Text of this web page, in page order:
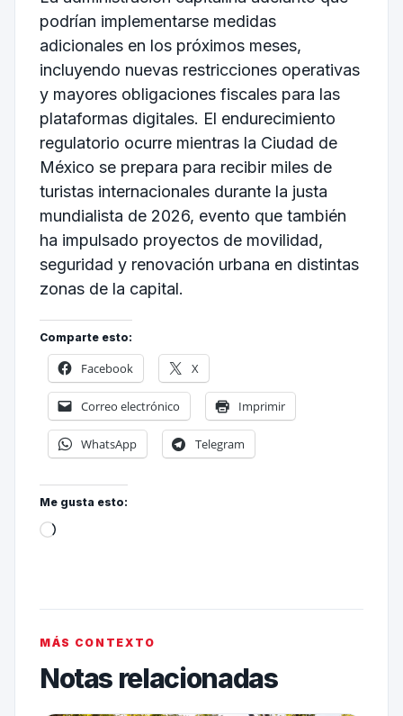
podrían implementarse medidas
adicionales en los próximos meses,
incluyendo nuevas restricciones operativas
y mayores obligaciones fiscales para las
plataformas digitales. El endurecimiento
regulatorio ocurre mientras la Ciudad de
México se prepara para recibir miles de
turistas internacionales durante la justa
mundialista de 2026, evento que también
ha impulsado proyectos de movilidad,
seguridad y renovación urbana en distintas
zonas de la capital.
Comparte esto:
Facebook X
Correo electrónico Imprimir
WhatsApp Telegram
Me gusta esto:
MÁS CONTEXTO
Notas relacionadas